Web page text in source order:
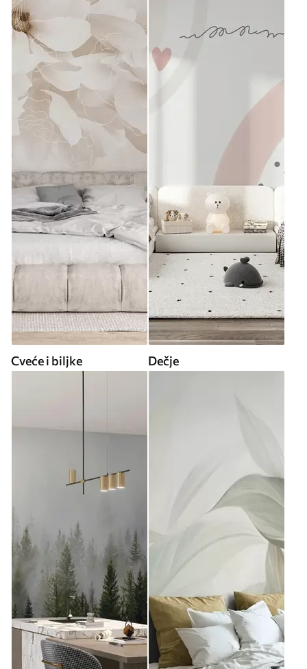
Cveće i biljke Dečje